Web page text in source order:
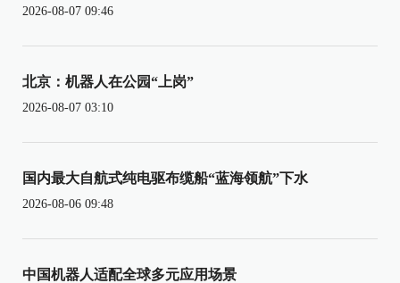
2026-08-07 09:46
北京：机器人在公园“上岗”
2026-08-07 03:10
国内最大自航式纯电驱布缆船“蓝海领航”下水
2026-08-06 09:48
中国机器人适配全球多元应用场景